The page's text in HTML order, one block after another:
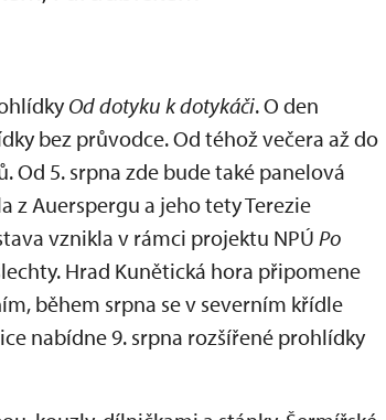
Od dotyku k dotykáči. O den
bez průvodce. Od téhož večera až do
Od 5. srpna zde bude také panelová
z Auerspergu a jeho tety Terezie
vznikla v rámci projektu NPÚ Po
Hrad Kunětická hora připomene
během srpna se v severním křídle
nabídne 9. srpna rozšířené prohlídky